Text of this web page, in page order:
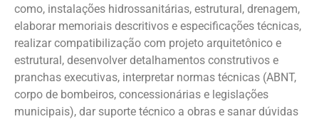
como, instalações hidrossanitárias, estrutural, drenagem,
elaborar memoriais descritivos e especificações técnicas,
realizar compatibilização com projeto arquitetônico e
estrutural, desenvolver detalhamentos construtivos e
pranchas executivas, interpretar normas técnicas (ABNT,
corpo de bombeiros, concessionárias e legislações
municipais), dar suporte técnico a obras e sanar dúvidas